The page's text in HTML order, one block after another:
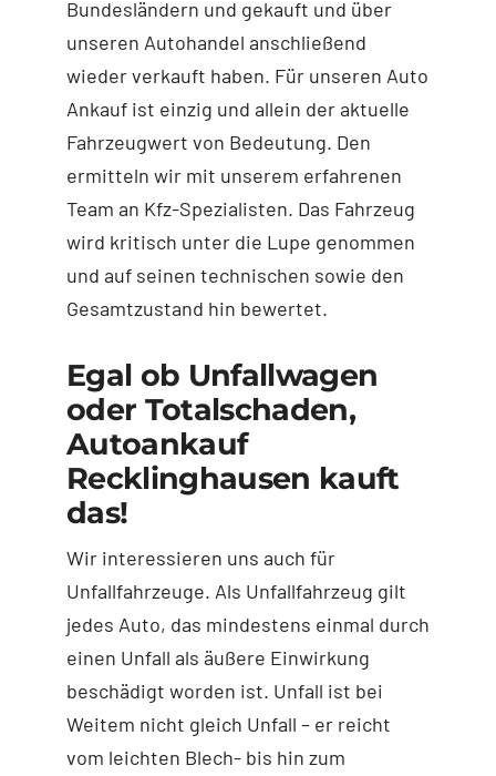
Bundesländern und gekauft und über
unseren Autohandel anschließend
wieder verkauft haben. Für unseren Auto
Ankauf ist einzig und allein der aktuelle
Fahrzeugwert von Bedeutung. Den
ermitteln wir mit unserem erfahrenen
Team an Kfz-Spezialisten. Das Fahrzeug
wird kritisch unter die Lupe genommen
und auf seinen technischen sowie den
Gesamtzustand hin bewertet.
Egal ob Unfallwagen
oder Totalschaden,
Autoankauf
Recklinghausen kauft
das!
Wir interessieren uns auch für
Unfallfahrzeuge. Als Unfallfahrzeug gilt
jedes Auto, das mindestens einmal durch
einen Unfall als äußere Einwirkung
beschädigt worden ist. Unfall ist bei
Weitem nicht gleich Unfall – er reicht
vom leichten Blech- bis hin zum